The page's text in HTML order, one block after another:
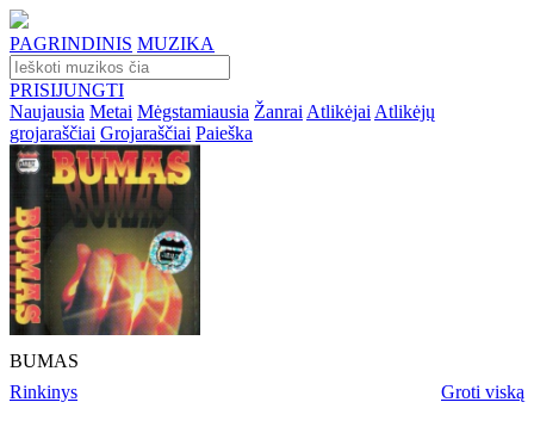
PAGRINDINIS MUZIKA
PRISIJUNGTI
Naujausia Metai Mėgstamiausia Žanrai Atlikėjai Atlikėjų
grojaraščiai Grojaraščiai Paieška
BUMAS
Rinkinys
Groti viską